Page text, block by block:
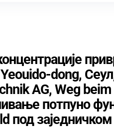
dong,
AG, Weg
потпуно
под